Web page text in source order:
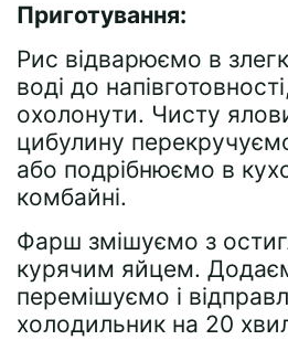
Приготування:
Рис відварюємо в
воді до
охолонути. Чисту
цибулину
або подрібнюємо в
комбайні.
Фарш змішуємо з
курячим яйцем.
перемішуємо і
холодильник на 20